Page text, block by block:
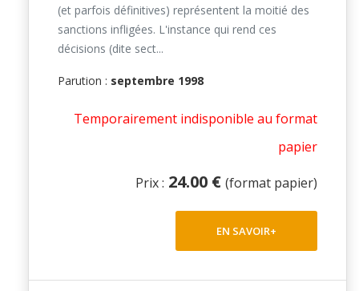
(et parfois définitives) représentent la moitié des
sanctions infligées. L'instance qui rend ces
décisions (dite sect...
Parution : septembre 1998
Temporairement indisponible au format
papier
Prix : 24.00 € (format papier)
EN SAVOIR+